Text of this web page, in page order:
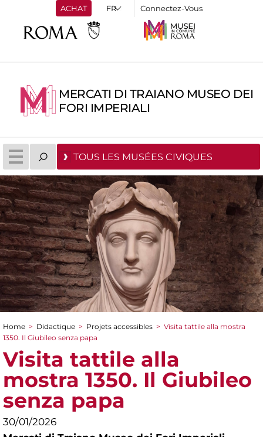
ACHAT Connectez-Vous
MERCATI DI TRAIANO MUSEO DEI
FORI IMPERIALI
TOUS LES MUSÉES CIVIQUES
You are here
Home > Didactique > Projets accessibles > Visita tattile alla mostra
1350. Il Giubileo senza papa
Visita tattile alla
mostra 1350. Il Giubileo
senza papa
30/01/2026